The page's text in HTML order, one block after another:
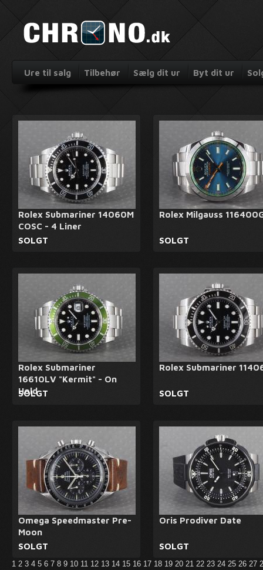
Ure til salg Tilbehør Sælg dit ur Byt dit ur
Rolex Submariner 14060M
COSC - 4 Liner
SOLGT
Rolex Milgauss
SOLGT
Rolex Submariner
16610LV "Kermit" - On
Hold
SOLGT
Rolex Submariner
SOLGT
Omega Speedmaster Pre-
Moon
SOLGT
Oris Prodiver Date
SOLGT
1 2 3 4 5 6 7 8 9 10 11 12 13 14 15 16 17 18 19 20 21 22 23 24 25 26 27